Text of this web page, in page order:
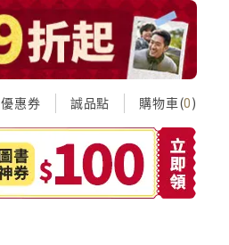
優惠券 誠品點 購物車(0)